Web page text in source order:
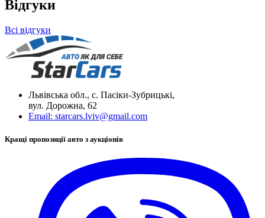
Відгуки
Всі відгуки
Львівська обл., с. Пасіки-Зубрицькі,
вул. Дорожна, 62
Email: starcars.lviv@gmail.com
Кращі пропозиції авто з аукціонів